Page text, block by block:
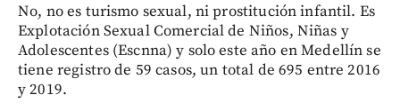
No, no es turismo sexual, ni prostitución infantil. Es
Explotación Sexual Comercial de Niños, Niñas y
Adolescentes (Escnna) y solo este año en Medellín se
tiene registro de 59 casos, un total de 695 entre 2016
y 2019.